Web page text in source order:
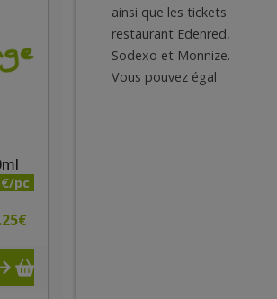
pc
€
ainsi que les tickets
restaurant Edenred,
Sodexo et Monnize.
Vous pouvez égal